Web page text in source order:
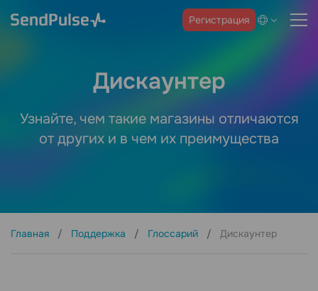
Регистрация
Дискаунтер
Узнайте, чем такие магазины отличаются
от других и в чем их преимущества
Главная Поддержка Глоссарий Дискаунтер